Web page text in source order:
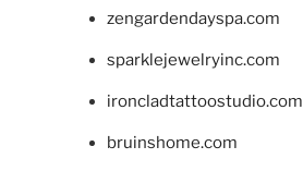
zengardendayspa.com
sparklejewelryinc.com
ironcladtattoostudio.com
bruinshome.com